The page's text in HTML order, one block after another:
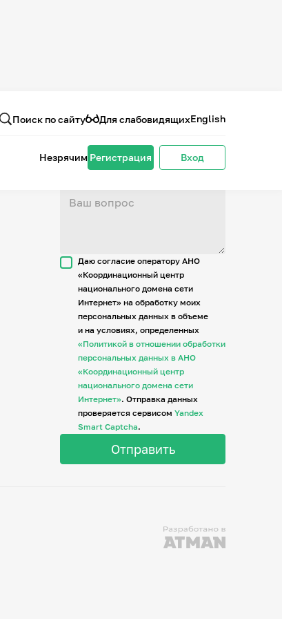
Поиск по сайту Для слабовидящихEnglish
Незрячим Регистрация Вход
о проекте
Даю согласие оператору АНО
«Координационный центр
национального домена сети
Интернет» на обработку моих
персональных данных в объеме
и на условиях, определенных
«Политикой в отношении обработки
персональных данных в АНО
«Координационный центр
национального домена сети
Интернет». Отправка данных
проверяется сервисом Yandex
Smart Captcha.